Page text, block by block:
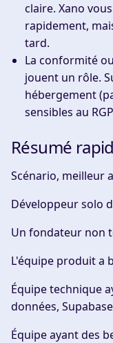
claire. Xano
rapidement,
tard.
La conformité
jouent un rôle.
hébergement
sensibles au
Résumé
Scénario, meilleur
Développeur solo
Un fondateur non
L'équipe produit a
Équipe technique
données, Supabase
Équipe ayant des